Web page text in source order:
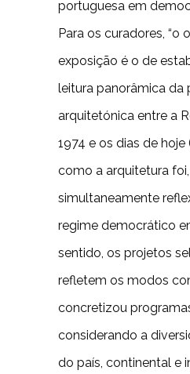
portuguesa em
Para os curadores, “o
exposição é o de
leitura panorâmica da
arquitetónica entre a
1974 e os dias de
como a arquitetura foi,
simultaneamente
regime democrático
sentido, os projetos
refletem os modos
concretizou
considerando a
do país, continental e